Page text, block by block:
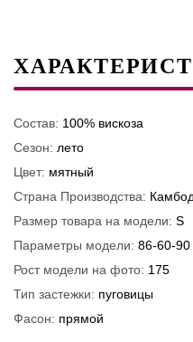
Состав: 100% вискоза
Сезон: лето
Цвет: мятный
Страна Производства:
Размер товара на модели: S
Параметры модели: 86-60-90
Рост модели на фото: 175
Тип застежки: пуговицы
Фасон: прямой